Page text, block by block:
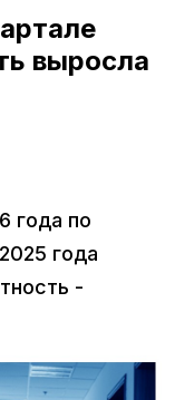
выросла
года по
года
-